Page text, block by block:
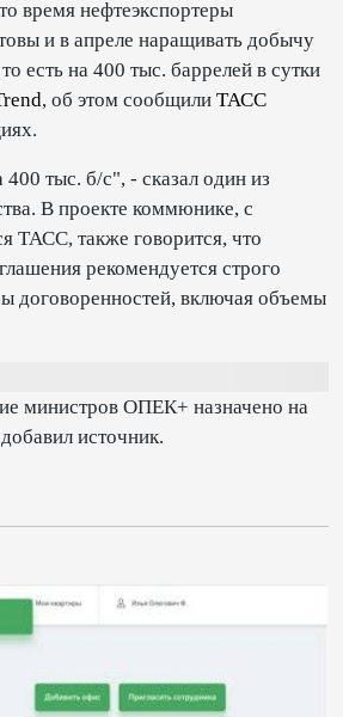
время нефтеэкспортеры
и в апреле наращивать добычу
есть на 400 тыс. баррелей в сутки
, об этом сообщили ТАСС
400 тыс. б/с", - сказал один из
В проекте коммюнике, с
ТАСС, также говорится, что
рекомендуется строго
договоренностей, включая объемы
министров ОПЕК+ назначено на
источник.